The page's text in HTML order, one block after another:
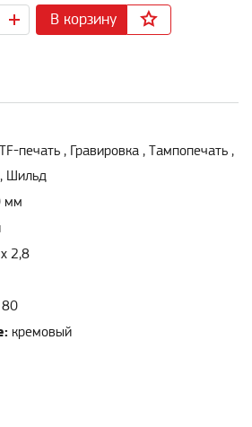
В корзину
Шильд
мм
2,8
80
кремовый